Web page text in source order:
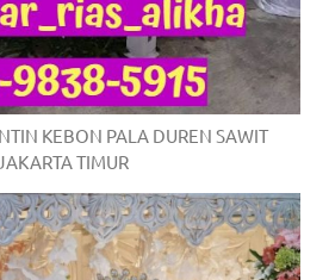
KEBON PALA DUREN SAWIT
TIMUR